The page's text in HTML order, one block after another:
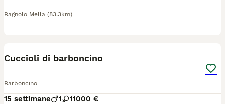
Bagnolo Mella (83.3km)
Cuccioli di barboncino
Barboncino
15 settimane 1 11000 €